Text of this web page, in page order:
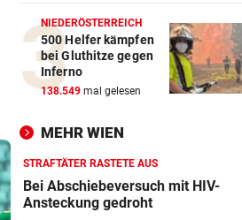
NIEDERÖSTERREICH
500 Helfer kämpfen
bei Gluthitze gegen
Inferno
138.549 mal gelesen
MEHR WIEN
STRAFTÄTER RASTETE AUS
Bei Abschiebeversuch mit HIV-
Ansteckung gedroht